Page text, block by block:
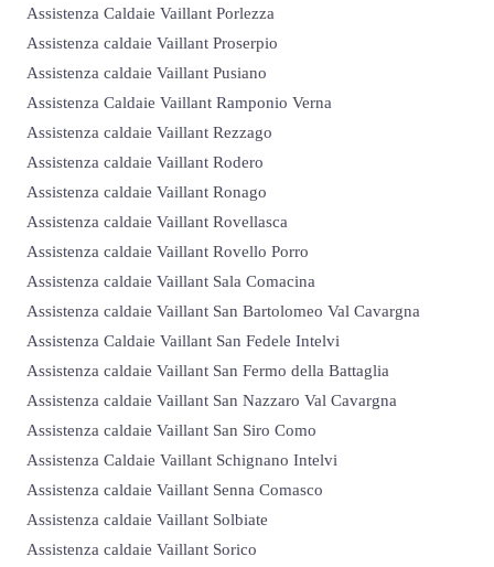
Assistenza Caldaie Vaillant Porlezza
Assistenza caldaie Vaillant Proserpio
Assistenza caldaie Vaillant Pusiano
Assistenza Caldaie Vaillant Ramponio Verna
Assistenza caldaie Vaillant Rezzago
Assistenza caldaie Vaillant Rodero
Assistenza caldaie Vaillant Ronago
Assistenza caldaie Vaillant Rovellasca
Assistenza caldaie Vaillant Rovello Porro
Assistenza caldaie Vaillant Sala Comacina
Assistenza caldaie Vaillant San Bartolomeo Val Cavargna
Assistenza Caldaie Vaillant San Fedele Intelvi
Assistenza caldaie Vaillant San Fermo della Battaglia
Assistenza caldaie Vaillant San Nazzaro Val Cavargna
Assistenza caldaie Vaillant San Siro Como
Assistenza Caldaie Vaillant Schignano Intelvi
Assistenza caldaie Vaillant Senna Comasco
Assistenza caldaie Vaillant Solbiate
Assistenza caldaie Vaillant Sorico